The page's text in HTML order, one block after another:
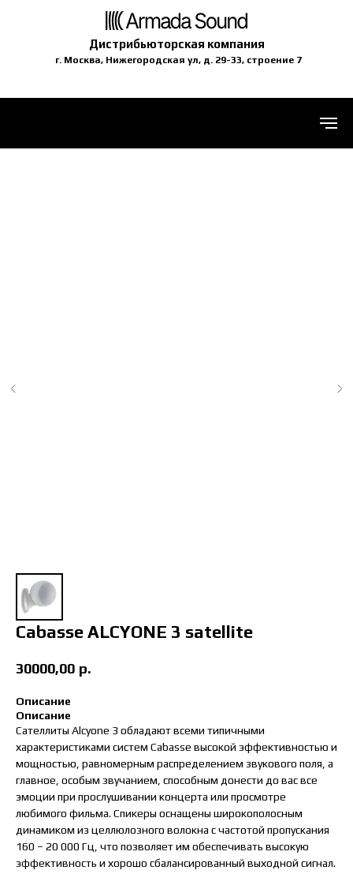
Дистрибьюторская компания
г. Москва, Нижегородская ул, д. 29-33, строение 7
Cabasse ALCYONE 3 satellite
30000,00 р.
Описание
Описание
Сателлиты Alcyone 3 обладают всеми типичными
характеристиками систем Cabasse высокой эффективностью и
мощностью, равномерным распределением звукового поля, а
главное, особым звучанием, способным донести до вас все
эмоции при прослушивании концерта или просмотре
любимого фильма. Спикеры оснащены широкополосным
динамиком из целлюлозного волокна с частотой пропускания
160 – 20 000 Гц, что позволяет им обеспечивать высокую
эффективность и хорошо сбалансированный выходной сигнал.